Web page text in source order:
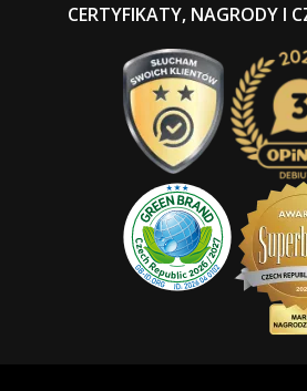
CERTYFIKATY, NAGRODY I